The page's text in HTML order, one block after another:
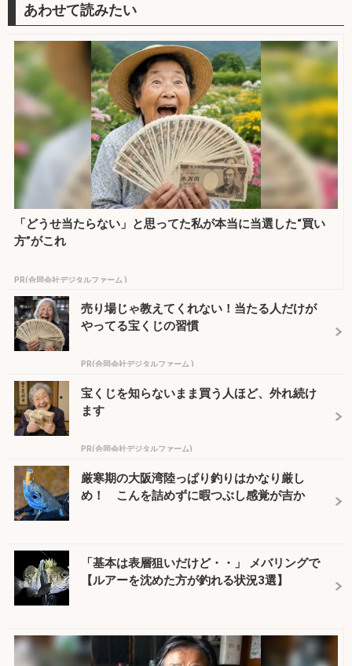
「どうせ当たらない」と思ってた私が本当に当選した“買い
方”がこれ
PR(合同会社デジタルファーム )
売り場じゃ教えてくれない！当たる人だけが
やってる宝くじの習慣
PR(合同会社デジタルファーム )
宝くじを知らないまま買う人ほど、外れ続け
ます
PR(合同会社デジタルファーム)
厳寒期の大阪湾陸っぱり釣りはかなり厳し
め！ こんを詰めずに暇つぶし感覚が吉か
「基本は表層狙いだけど・・」 メバリングで
【ルアーを沈めた方が釣れる状況3選】